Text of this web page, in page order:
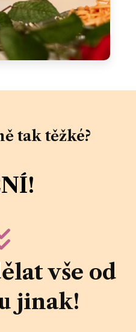
tak těžké?
vše od
jinak!